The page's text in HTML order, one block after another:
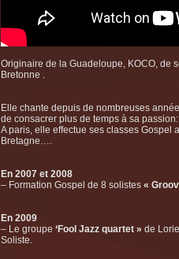
Originaire de la Guadeloupe, KOCO, de
Bretonne .
Elle chante depuis de nombreuses
de consacrer plus de temps à sa
A paris, elle effectue ses classes Gospel
Bretagne….
En 2007 et 2008
– Formation Gospel de 8 solistes «
En 2009
– Le groupe ‘Fool Jazz quartet » de
Soliste.